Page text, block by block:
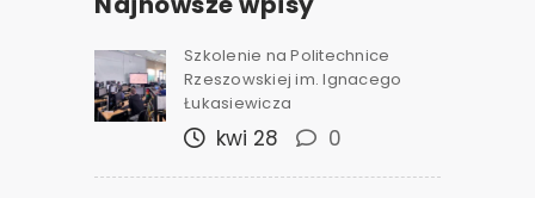
Szkolenie na Politechnice
Rzeszowskiej im. Ignacego
Łukasiewicza
kwi 28 0